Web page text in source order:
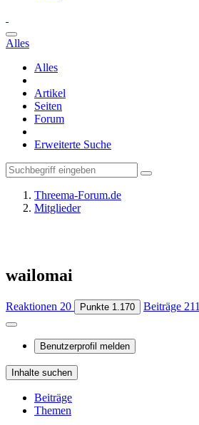
Alles
Alles
Artikel
Seiten
Forum
Erweiterte Suche
Threema-Forum.de
Mitglieder
wailomai
Reaktionen 20 Punkte 1.170 Beiträge 211
Benutzerprofil melden
Inhalte suchen
Beiträge
Themen